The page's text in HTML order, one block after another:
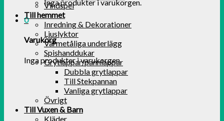
Inga produkter i varukorgen.
0
Varukorg
Inga produkter i varukorgen.
Vindspel
Till hemmet
Inredning & Dekorationer
Ljuslyktor
Värmetåliga underlägg
Spishanddukar
Grytlappar/pannlappar
Dubbla grytlappar
Till Stekpannan
Vanliga grytlappar
Övrigt
Till Vuxen & Barn
Kläder